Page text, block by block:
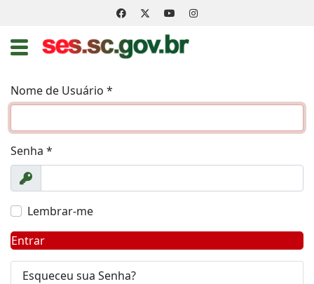
Nome de Usuário *
Senha *
Exibir
Lembrar-me
Entrar
Esqueceu sua Senha?